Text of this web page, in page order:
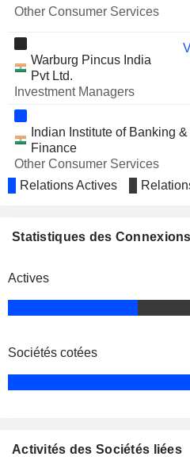
Other Consumer Services
Warburg Pincus India
Pvt Ltd.
Investment Managers
Indian Institute of Banking &
Finance
Other Consumer Services
Chemicals: Major
Relations Actives
Statistiques des Connexions
Actives
Sociétés cotées
Activités des Sociétés liées